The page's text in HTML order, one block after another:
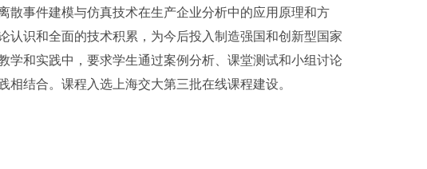
散事件建模与仿真技术在生产企业分析中的应用原理和方
识和全面的技术积累，为今后投入制造强国和创新型国家
学和实践中，要求学生通过案例分析、课堂测试和小组讨论
结合。课程入选上海交大第三批在线课程建设。